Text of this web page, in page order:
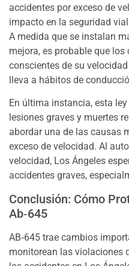
accidentes por exceso de
impacto en la seguridad
A medida que se instalan
mejora, es probable que
conscientes de su
lleva a hábitos de
En última instancia, esta
lesiones graves y muertes
abordar una de las causas
exceso de velocidad. Al
velocidad, Los Ángeles
accidentes graves,
Conclusión: Cómo
Ab‑645
AB‑645 trae cambios
monitorean las violaciones